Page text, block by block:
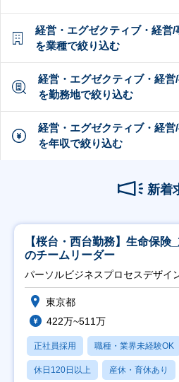
経営・エグゼクティブ・経営
を業種で絞り込む
経営・エグゼクティブ・経
を勤務地で絞り込む
経営・エグゼクティブ・経
を年収で絞り込む
新着
【桜台・西台勤務】生命保険
のチームリーダー
パーソルビジネスプロセスデザイ
東京都
422万~511万
正社員採用 職種・業界未経験OK
休日120日以上 産休・育休あり